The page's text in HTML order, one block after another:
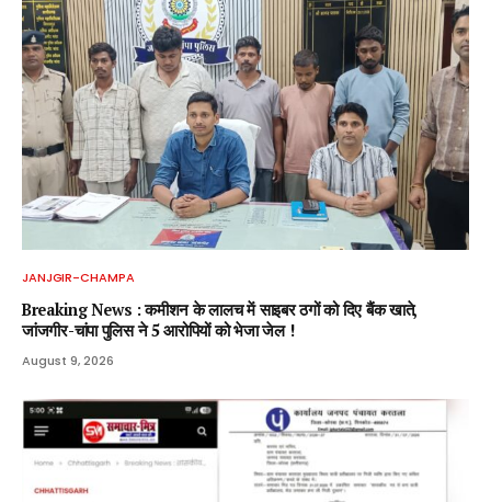
JANJGIR-CHAMPA
Breaking News : कमीशन के लालच में साइबर ठगों को दिए बैंक खाते,
जांजगीर-चांपा पुलिस ने 5 आरोपियों को भेजा जेल !
August 9, 2026